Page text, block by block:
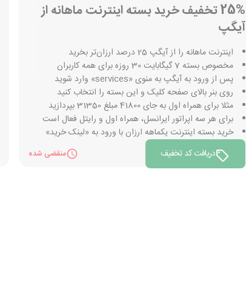
25% تخفیف خرید بسته اینترنت ماهانه از
آیگپ
اینترنت ماهانه را از آیگپ 25 درصد ارزان‌تر بخرید
مخصوص بسته 7 گیگابایت 30 روزه برای همه کاربران
پس از ورود به آیگپ به منوی «services» وارد شوید
روی بنر بالای صفحه کلیک و این بسته را انتخاب کنید
مثلا برای همراه اول به جای 41800 مبلغ 31350 بپردازید
برای هر سه اپراتور ایرانسل، همراه اول و رایتل فعال است
خرید بسته اینترنت یکماهه ارزان با ورود به «لینک خرید»
دریافت کد تخفیف
منقضی شده